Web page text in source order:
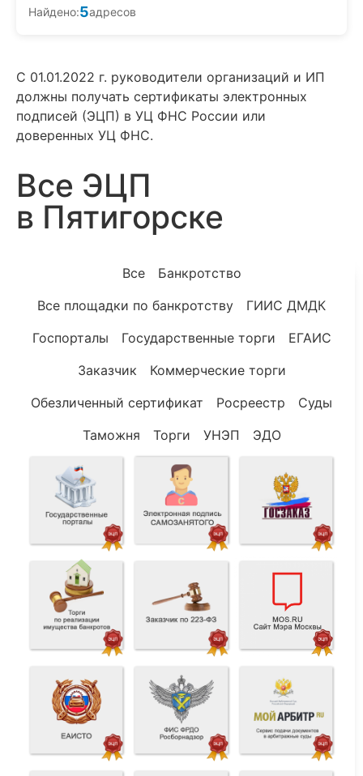
Найдено:5адресов
С 01.01.2022 г. руководители организаций и ИП
должны получать сертификаты электронных
подписей (ЭЦП) в УЦ ФНС России или
доверенных УЦ ФНС.
Все ЭЦП
в Пятигорске
Все
Банкротство
Все площадки по банкротству
ГИИС ДМДК
Госпорталы
Государственные торги
ЕГАИС
Заказчик
Коммерческие торги
Обезличенный сертификат
Росреестр
Суды
Таможня
Торги УНЭП ЭДО